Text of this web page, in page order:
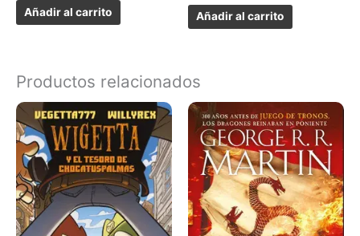
Añadir al carrito Añadir al carrito
Productos relacionados